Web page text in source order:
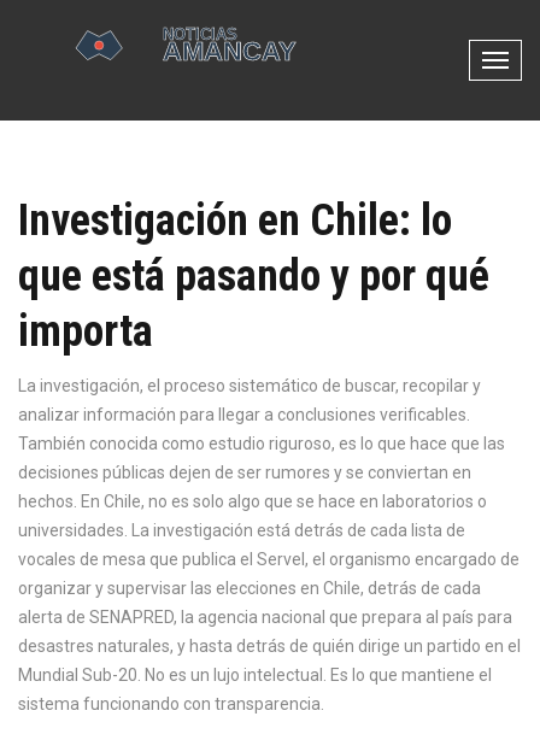
N
v
a
c
Investigación en Chile: lo
que está pasando y por qué
importa
La investigación, el proceso sistemático de buscar, recopilar y
analizar información para llegar a conclusiones verificables
También conocida como estudio riguroso, es lo que hace que las
decisiones públicas dejen de ser rumores y se conviertan en
hechos. En Chile, no es solo algo que se hace en laboratorios o
universidades. La investigación está detrás de cada lista de
vocales de mesa que publica el Servel , el organismo encargado de
organizar y supervisar las elecciones en Chile, detrás de cada
alerta de SENAPRED, la agencia nacional que prepara al país para
desastres naturales, y hasta detrás de quién dirige un partido en el
Mundial Sub-20. No es un lujo intelectual. Es lo que mantiene el
sistema funcionando con transparencia.